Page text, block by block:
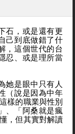
石，或是還有更
己到底做錯了什
，這個世代的台
忍、或是理所當
她是眼中只有人
（說是因為中年
樣的職業與性別
、「阿桑就是瘋
，但其實對解讀